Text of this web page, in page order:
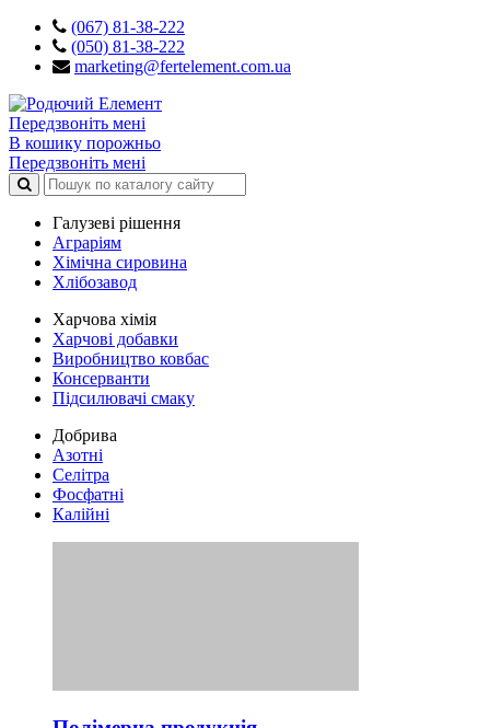
(067) 81-38-222
(050) 81-38-222
marketing@fertelement.com.ua
Передзвоніть мені
В кошику порожньо
Передзвоніть мені
Галузеві рішення
Аграріям
Хімічна сировина
Хлібозавод
Харчова хімія
Харчові добавки
Виробництво ковбас
Консерванти
Підсилювачі смаку
Добрива
Азотні
Селітра
Фосфатні
Калійні